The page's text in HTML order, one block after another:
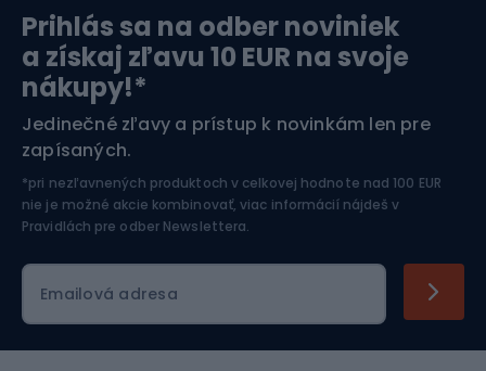
Orientačný beh
Lyžovanie
Športová elektronika
Jazdectvo
Prihlás sa na odber noviniek
a získaj zľavu 10 EUR na svoje
nákupy!*
Jedinečné zľavy a prístup k novinkám len pre
zapísaných.
*pri nezľavnených produktoch v celkovej hodnote nad 100 EUR
nie je možné akcie kombinovať, viac informácií nájdeš v
Pravidlách pre odber Newslettera.
Emailová adresa